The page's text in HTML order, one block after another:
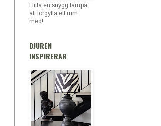
Hitta en snygg lampa
att förgylla ett rum
med!
DJUREN
INSPIRERAR